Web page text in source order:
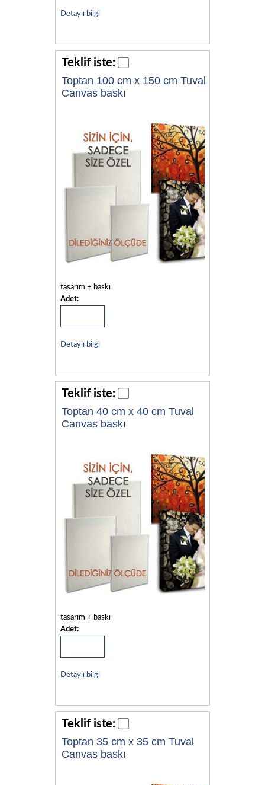
Detaylı bilgi
Teklif iste:
Toptan 100 cm x 150 cm Tuval
Canvas baskı
tasarım + baskı
Adet:
Detaylı bilgi
Teklif iste:
Toptan 40 cm x 40 cm Tuval
Canvas baskı
tasarım + baskı
Adet:
Detaylı bilgi
Teklif iste:
Toptan 35 cm x 35 cm Tuval
Canvas baskı